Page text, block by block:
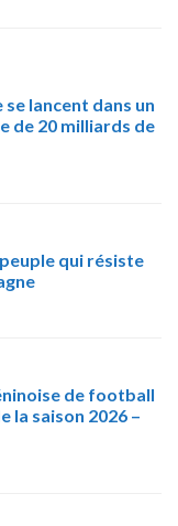
se lancent dans un
de 20 milliards de
qui résiste
de football
la saison 2026 –